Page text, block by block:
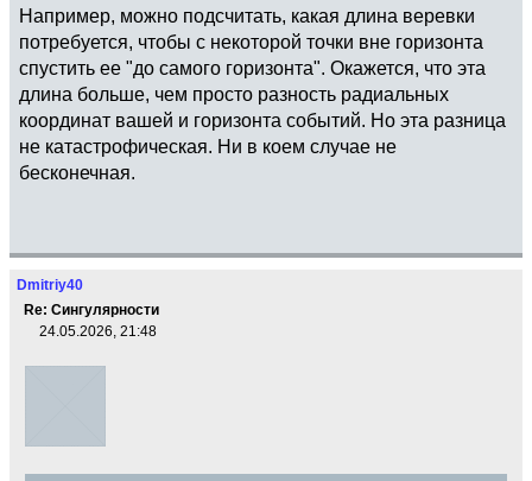
Например, можно подсчитать, какая длина веревки
потребуется, чтобы с некоторой точки вне горизонта
спустить ее "до самого горизонта". Окажется, что эта
длина больше, чем просто разность радиальных
координат вашей и горизонта событий. Но эта разница
не катастрофическая. Ни в коем случае не
бесконечная.
Dmitriy40
Re: Сингулярности
24.05.2026, 21:48